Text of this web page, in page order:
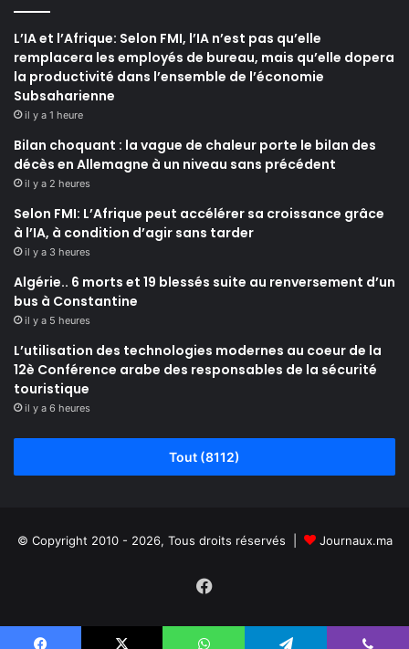
L’IA et l’Afrique: Selon FMI, l’IA n’est pas qu’elle
remplacera les employés de bureau, mais qu’elle dopera
la productivité dans l’ensemble de l’économie
Subsaharienne
il y a 1 heure
Bilan choquant : la vague de chaleur porte le bilan des
décès en Allemagne à un niveau sans précédent
il y a 2 heures
Selon FMI: L’Afrique peut accélérer sa croissance grâce
à l’IA, à condition d’agir sans tarder
il y a 3 heures
Algérie.. 6 morts et 19 blessés suite au renversement d’un
bus à Constantine
il y a 5 heures
L’utilisation des technologies modernes au coeur de la
12è Conférence arabe des responsables de la sécurité
touristique
il y a 6 heures
Tout (8112)
© Copyright 2010 - 2026, Tous droits réservés | Journaux.ma
Facebook